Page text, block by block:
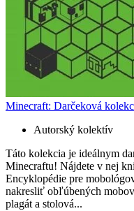
Minecraft: Darčeková
Autorský kolektív
Táto kolekcia je ideálnym
Minecraftu! Nájdete v nej
Encyklopédie pre
nakresliť obľúbených
plagát a stolová...